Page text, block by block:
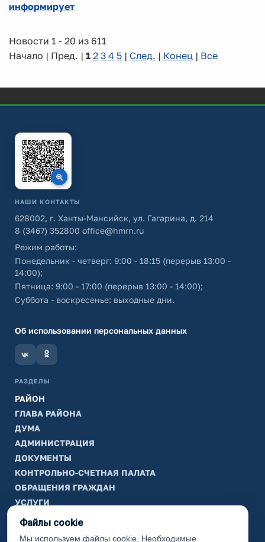
информирует
Новости 1 - 20 из 611
Начало | Пред. | 1 2 3 4 5 | След. | Конец | Все
НАШИ КОНТАКТЫ
628002, г. Ханты-Мансийск, ул. Гагарина, д. 214
8 (3467) 352800 office@hmrn.ru
Режим работы:
Понедельник - четверг: 9:00 - 18:15 (перерыв 13:00 -
14:00);
Пятница: 9:00 - 17:00 (перерыв 13:00 - 14:00);
Суббота - воскресенье: выходные дни.
Об использовании персональных данных
РАЗДЕЛЫ
РАЙОН
ГЛАВА РАЙОНА
ДУМА
АДМИНИСТРАЦИЯ
ДОКУМЕНТЫ
КОНТРОЛЬНО-СЧЕТНАЯ ПАЛАТА
ОБРАЩЕНИЯ ГРАЖДАН
УСЛУГИ
ТИК
ИНФОРМАЦИЯ
Файлы cookie
Мы используем файлы cookie. Необходимые